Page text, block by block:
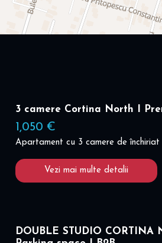
3 camere Cortina North I
1,050 €
Apartament cu 3 camere de închiriat
Vezi mai multe detalii
DOUBLE STUDIO